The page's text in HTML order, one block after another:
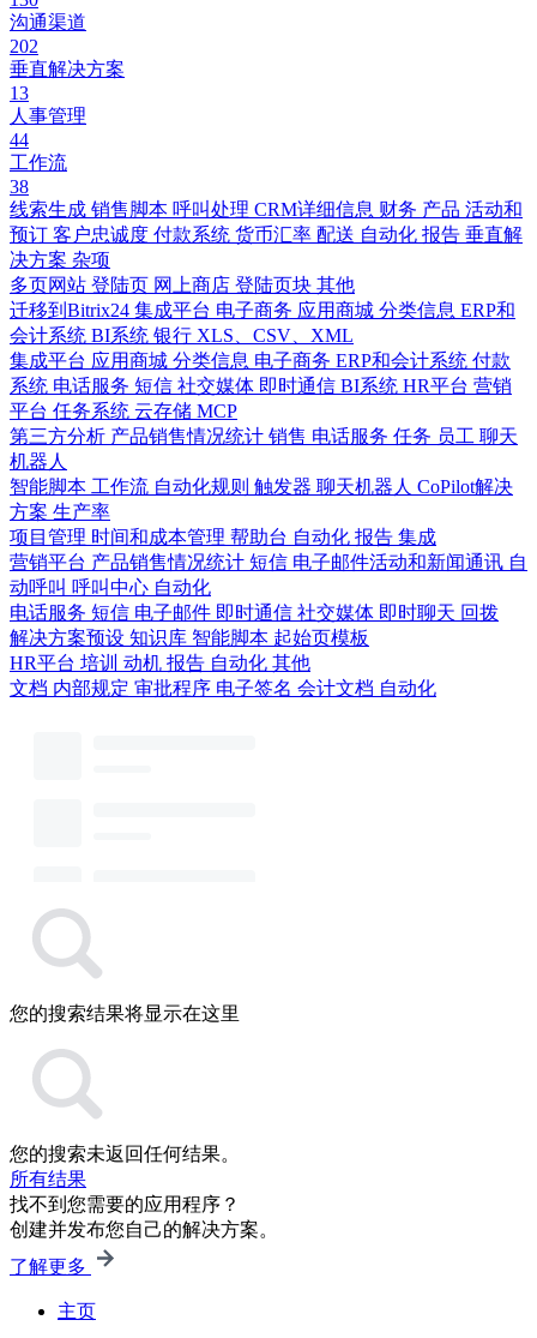
沟通渠道
202
垂直解决方案
13
人事管理
44
工作流
38
线索生成 销售脚本 呼叫处理 CRM详细信息 财务 产品 活动和
预订 客户忠诚度 付款系统 货币汇率 配送 自动化 报告 垂直解
决方案 杂项
多页网站 登陆页 网上商店 登陆页块 其他
迁移到Bitrix24 集成平台 电子商务 应用商城 分类信息 ERP和
会计系统 BI系统 银行 XLS、CSV、XML
集成平台 应用商城 分类信息 电子商务 ERP和会计系统 付款
系统 电话服务 短信 社交媒体 即时通信 BI系统 HR平台 营销
平台 任务系统 云存储 MCP
第三方分析 产品销售情况统计 销售 电话服务 任务 员工 聊天
机器人
智能脚本 工作流 自动化规则 触发器 聊天机器人 CoPilot解决
方案 生产率
项目管理 时间和成本管理 帮助台 自动化 报告 集成
营销平台 产品销售情况统计 短信 电子邮件活动和新闻通讯 自
动呼叫 呼叫中心 自动化
电话服务 短信 电子邮件 即时通信 社交媒体 即时聊天 回拨
解决方案预设 知识库 智能脚本 起始页模板
HR平台 培训 动机 报告 自动化 其他
文档 内部规定 审批程序 电子签名 会计文档 自动化
您的搜索结果将显示在这里
您的搜索未返回任何结果。
所有结果
找不到您需要的应用程序？
创建并发布您自己的解决方案。
了解更多
主页